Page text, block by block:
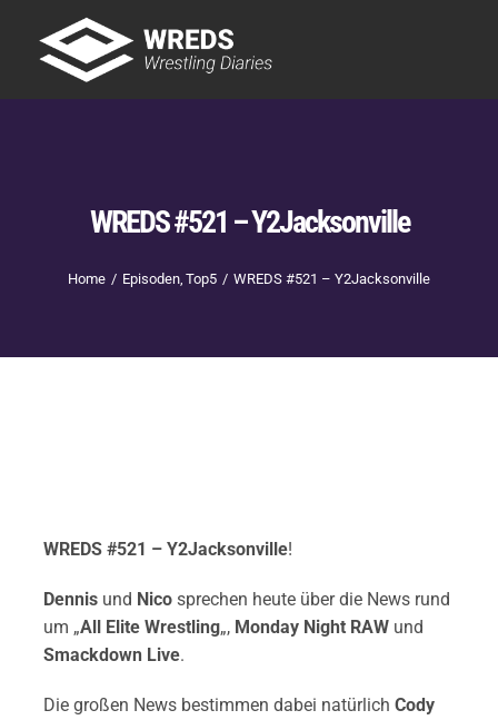
content
WREDS #521 – Y2Jacksonville
Home Episoden Top5 WREDS #521 – Y2Jacksonville
WREDS #521 – Y2Jacksonville!
Dennis und Nico sprechen heute über die News rund
um „All Elite Wrestling„, Monday Night RAWund
Smackdown Live.
Die großen News bestimmen dabei natürlich Cody